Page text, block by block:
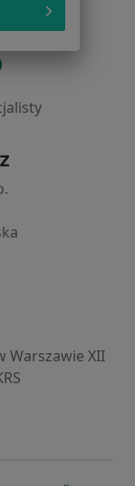
Strona główna
Warszawie XII